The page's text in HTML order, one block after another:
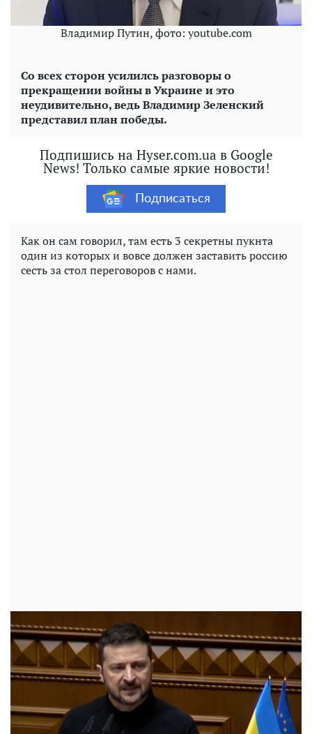
Владимир Путин, фото: youtube.com
Со всех сторон усилилсь разговоры о
прекращении войны в Украине и это
неудивительно, ведь Владимир Зеленский
представил план победы.
Подпишись на Hyser.com.ua в Google
News! Только самые яркие новости!
Подписаться
Как он сам говорил, там есть 3 секретны пукнта
один из которых и вовсе должен заставить россию
сесть за стол переговоров с нами.